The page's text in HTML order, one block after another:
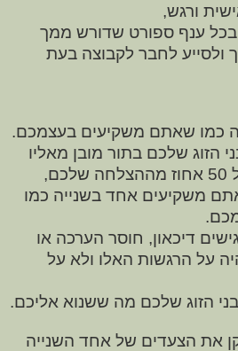
ורגש,
ענף ספורט שדורש ממך
לחבר לקבוצה בעת
הזוג שלכם בתור מובן מאליו
מאחר שהם אחראים ל 50 אחוז מההצלחה שלכם,
משקיעים אחד בשנייה כמו
דיכאון, חוסר הערכה או
על הרגשות האלו ולא על
הזוג שלכם מה ששנוא אליכם.
את הצעדים של אחד השנייה